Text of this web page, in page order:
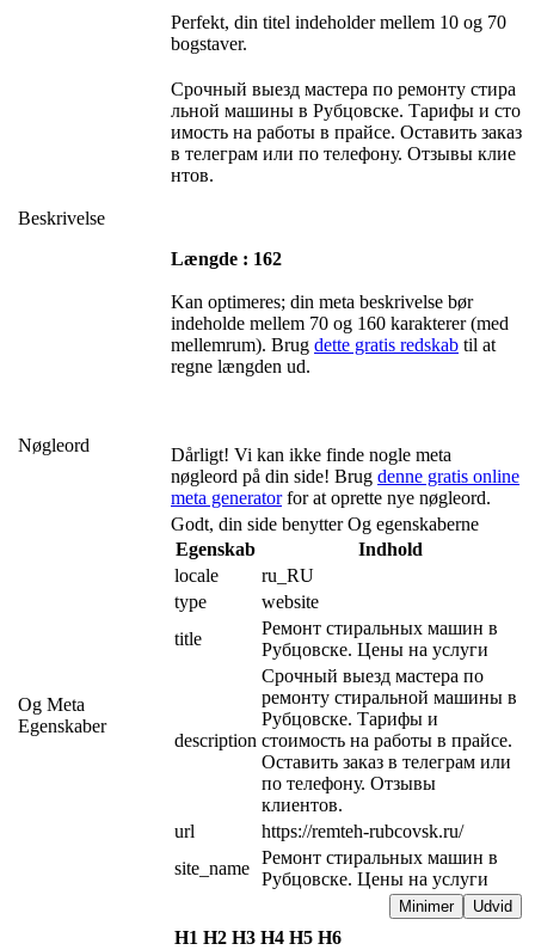
Perfekt, din titel indeholder mellem 10 og 70
bogstaver.
Beskrivelse
Срочный выезд мастера по ремонту стира
льной машины в Рубцовске. Тарифы и сто
имость на работы в прайсе. Оставить заказ
в телеграм или по телефону. Отзывы клие
нтов.
Længde : 162
Kan optimeres; din meta beskrivelse bør
indeholde mellem 70 og 160 karakterer (med
mellemrum). Brug dette gratis redskab til at
regne længden ud.
Nøgleord
Dårligt! Vi kan ikke finde nogle meta
nøgleord på din side! Brug denne gratis online
meta generatorfor at oprette nye nøgleord.
Og Meta
Egenskaber
Godt, din side benytter Og egenskaberne
Egenskab
Indhold
locale
ru_RU
type
website
title
Ремонт стиральных машин в
Рубцовске. Цены на услуги
description
Срочный выезд мастера по
ремонту стиральной машины в
Рубцовске. Тарифы и
стоимость на работы в прайсе.
Оставить заказ в телеграм или
по телефону. Отзывы
клиентов.
url
https://remteh-rubcovsk.ru/
site_name
Ремонт стиральных машин в
Рубцовске. Цены на услуги
Udvid
Minimer
H1 H2 H3 H4 H5 H6